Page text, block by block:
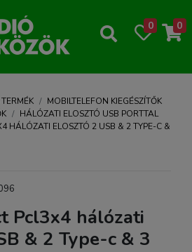
0 0
MOBILTELEFON KIEGÉSZÍTŐK
HÁLÓZATI ELOSZTÓ USB PORTTAL
HÁLÓZATI ELOSZTÓ 2 USB & 2 TYPE-C &
Pcl3x4 hálózati
& 2 Type-c & 3